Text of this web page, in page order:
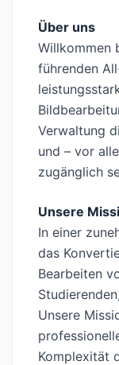
Über uns
Willkommen
führenden
Verwaltung
und – vor
zugänglich
Unsere
In einer
das
Bearbeiten
Unsere
Komplexität